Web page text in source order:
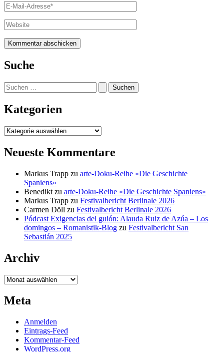
E-
Mail-
Adresse*
Website
Suche
Suchen
nach:
Kategorien
Kategorien
Neueste Kommentare
Markus Trapp zu arte-Doku-Reihe «Die Geschichte
Spaniens»
Benedikt zu arte-Doku-Reihe «Die Geschichte Spaniens»
Markus Trapp zu Festivalbericht Berlinale 2026
Carmen Döll zu Festivalbericht Berlinale 2026
Pódcast Exigencias del guión: Alauda Ruiz de Azúa – Los
domingos – Romanistik-Blog zu Festivalbericht San
Sebastián 2025
Archiv
Archiv
Meta
Anmelden
Eintrags-Feed
Kommentar-Feed
WordPress.org